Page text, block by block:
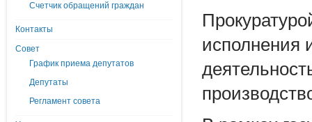
Счетчик обращений граждан
Контакты
Совет
График приема депутатов
Депутаты
Регламент совета
исполнения